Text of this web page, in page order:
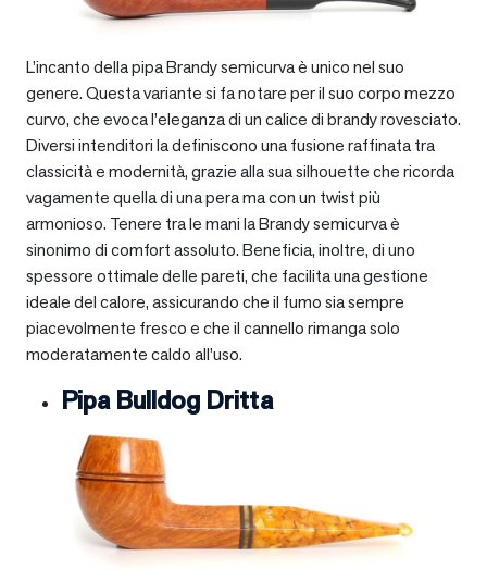
L’incanto della pipa Brandy semicurva è unico nel suo
genere. Questa variante si fa notare per il suo corpo mezzo
curvo, che evoca l’eleganza di un calice di brandy rovesciato.
Diversi intenditori la definiscono una fusione raffinata tra
classicità e modernità, grazie alla sua silhouette che ricorda
vagamente quella di una pera ma con un twist più
armonioso. Tenere tra le mani la Brandy semicurva è
sinonimo di comfort assoluto. Beneficia, inoltre, di uno
spessore ottimale delle pareti, che facilita una gestione
ideale del calore, assicurando che il fumo sia sempre
piacevolmente fresco e che il cannello rimanga solo
moderatamente caldo all’uso.
Pipa Bulldog Dritta